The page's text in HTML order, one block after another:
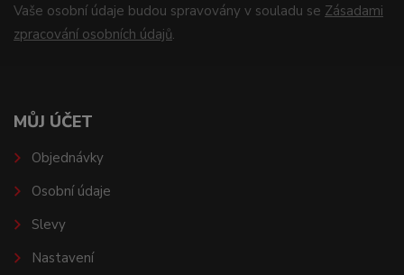
Vaše osobní údaje budou spravovány v souladu se Zásadami
zpracování osobních údajů.
MŮJ ÚČET
Objednávky
Osobní údaje
Slevy
Nastavení